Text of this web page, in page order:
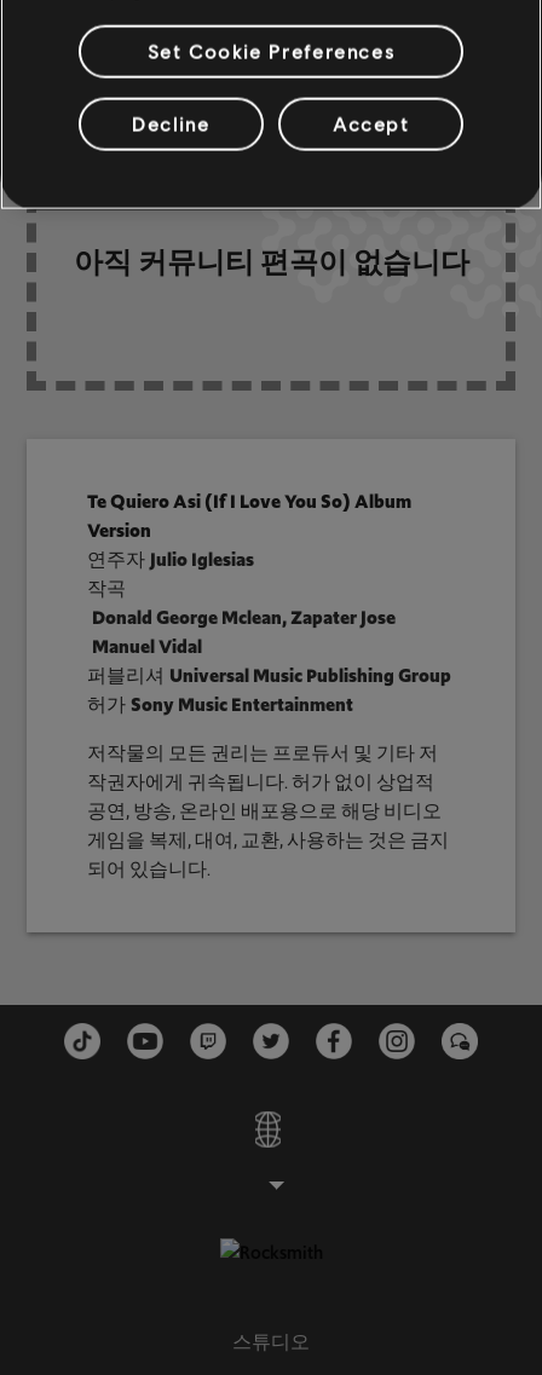
커뮤니티 편곡
아직 커뮤니티 편곡이 없습니다
Te Quiero Asi (If I Love You So) Album
Version
연주자Julio Iglesias
작곡
Donald George Mclean, Zapater Jose
Manuel Vidal
퍼블리셔 Universal Music Publishing Group
허가Sony Music Entertainment
저작물의 모든 권리는 프로듀서 및 기타 저
작권자에게 귀속됩니다. 허가 없이 상업적
공연, 방송, 온라인 배포용으로 해당 비디오
게임을 복제, 대여, 교환, 사용하는 것은 금지
되어 있습니다.
스튜디오
Set Cookie Preferences
Decline Accept